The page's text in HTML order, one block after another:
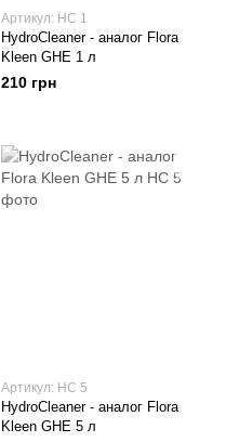
Артикул: HC 1
HydroCleaner - аналог Flora
Kleen GHE 1 л
210 грн
Артикул: HC 5
HydroCleaner - аналог Flora
Kleen GHE 5 л